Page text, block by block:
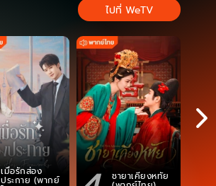
เมื่อรักส่อง
ประกาย (พากย์ ชายาเคียงหทัย
ไปที่ WeTV